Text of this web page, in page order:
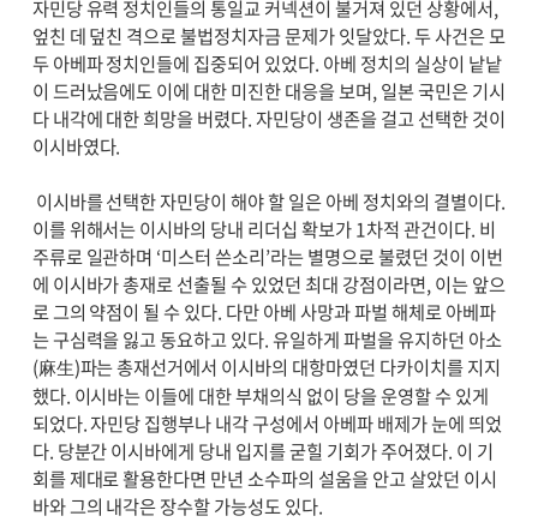
자민당 유력 정치인들의 통일교 커넥션이 불거져 있던 상황에서,
엎친 데 덮친 격으로 불법정치자금 문제가 잇달았다. 두 사건은 모
두 아베파 정치인들에 집중되어 있었다. 아베 정치의 실상이 낱낱
이 드러났음에도 이에 대한 미진한 대응을 보며, 일본 국민은 기시
다 내각에 대한 희망을 버렸다. 자민당이 생존을 걸고 선택한 것이
이시바였다.
이시바를 선택한 자민당이 해야 할 일은 아베 정치와의 결별이다.
이를 위해서는 이시바의 당내 리더십 확보가 1차적 관건이다. 비
주류로 일관하며 ‘미스터 쓴소리’라는 별명으로 불렸던 것이 이번
에 이시바가 총재로 선출될 수 있었던 최대 강점이라면, 이는 앞으
로 그의 약점이 될 수 있다. 다만 아베 사망과 파벌 해체로 아베파
는 구심력을 잃고 동요하고 있다. 유일하게 파벌을 유지하던 아소
(麻生)파는 총재선거에서 이시바의 대항마였던 다카이치를 지지
했다. 이시바는 이들에 대한 부채의식 없이 당을 운영할 수 있게
되었다. 자민당 집행부나 내각 구성에서 아베파 배제가 눈에 띄었
다. 당분간 이시바에게 당내 입지를 굳힐 기회가 주어졌다. 이 기
회를 제대로 활용한다면 만년 소수파의 설움을 안고 살았던 이시
바와 그의 내각은 장수할 가능성도 있다.